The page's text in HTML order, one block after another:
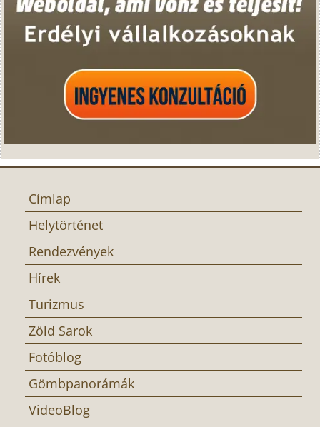
Címlap
Helytörténet
Rendezvények
Hírek
Turizmus
Zöld Sarok
Fotóblog
Gömbpanorámák
VideoBlog